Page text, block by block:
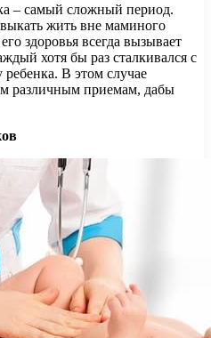
– самый сложный период.
жить вне маминого
здоровья всегда вызывает
хотя бы раз сталкивался с
ребенка. В этом случае
различным приемам, дабы